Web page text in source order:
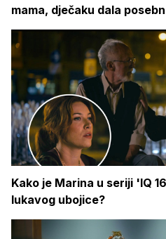
mama, dječaku dala
Kako je Marina u seriji 'IQ
lukavog ubojice?